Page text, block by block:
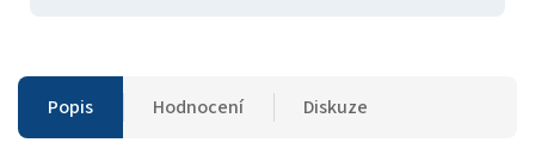
Popis Hodnocení Diskuze